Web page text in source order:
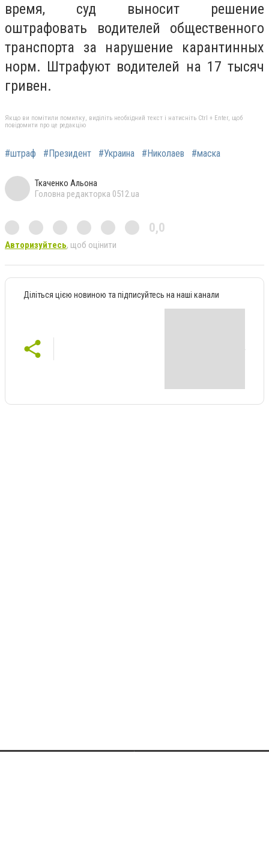
время, суд выносит решение
оштрафовать водителей общественного
транспорта за нарушение карантинных
норм. Штрафуют водителей на 17 тысяч
гривен.
Якщо ви помітили помилку, виділіть необхідний текст і натисніть Ctrl + Enter, щоб
повідомити про це редакцію
#штраф #Президент #Украина #Николаев #маска
Ткаченко Альона
Головна редакторка 0512.ua
0,0
Авторизуйтесь, щоб оцінити
Діліться цією новиною та підписуйтесь на наші канали